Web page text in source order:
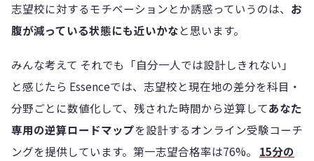
志望校に対するモチベーションとか誘惑っていうのは、 お
腹が減っている状態にも近いかなと思います。
みんな考えて それでも「自分一人では設計しきれない」
と感じたら Essenceでは、志望校と現在地の差分を科目・
分野ごとに数値化して、残された時間から逆算してあなた
専用の逆算ロードマップを設計するオンライン受験コーチ
ングを提供しています。第一志望合格率は76%。 15分の